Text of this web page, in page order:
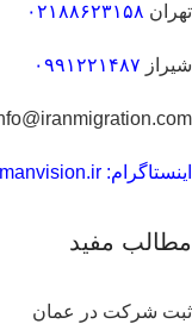
تهران ۰۲۱۸۸۶۲۳۱۵۸
شیراز ۰۹۹۱۲۲۱۴۸۷
اینستاگرام: omanvision.ir
مطالب مفید
ثبت شرکت در عمان